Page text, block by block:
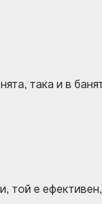
така и в
той е